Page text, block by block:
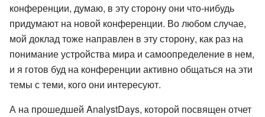
конференции, думаю, в эту сторону они что-нибудь
придумают на новой конференции. Во любом случае,
мой доклад тоже направлен в эту сторону, как раз на
понимание устройства мира и самоопределение в нем,
и я готов буд на конференции активно общаться на эти
темы с теми, кого они интересуют.
А на прошедшей AnalystDays, которой посвящен отчет